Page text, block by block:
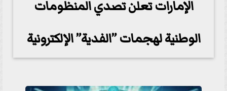
الإمارات تعلن تصدي المنظومات
الوطنية لهجمات ”الفدية” الإلكترونية